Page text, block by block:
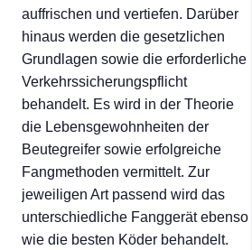
auffrischen und vertiefen. Darüber
hinaus werden die gesetzlichen
Grundlagen sowie die erforderliche
Verkehrssicherungspflicht
behandelt. Es wird in der Theorie
die Lebensgewohnheiten der
Beutegreifer sowie erfolgreiche
Fangmethoden vermittelt. Zur
jeweiligen Art passend wird das
unterschiedliche Fanggerät ebenso
wie die besten Köder behandelt.